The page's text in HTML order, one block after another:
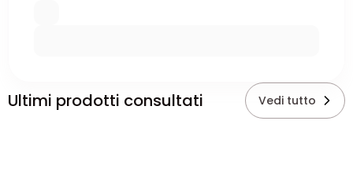
Ultimi prodotti consultati Vedi tutto